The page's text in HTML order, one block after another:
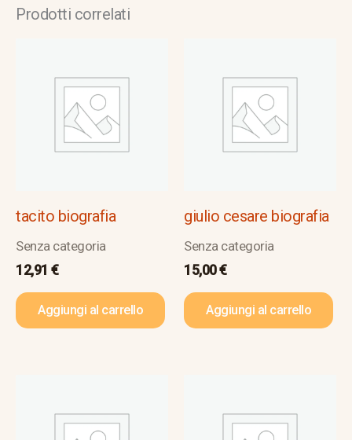
Prodotti correlati
tacito biografia
Senza categoria
12,91 €
Aggiungi al carrello
giulio cesare biografia
Senza categoria
15,00€
Aggiungi al carrello